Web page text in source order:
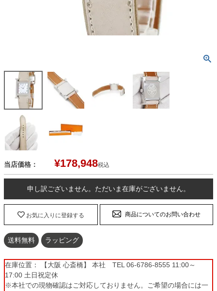
当店価格： ¥178,948税込
申し訳ございません。ただいま在庫がございません。
お気に入りに登録する 商品についてのお問い合わせ
送料無料 ラッピング
在庫位置： 【大阪 心斎橋】 本社 TEL 06-6786-8555 11:00～
17:00 土日祝定休
※本社での現物確認はご対応しておりません。ご希望の場合には一